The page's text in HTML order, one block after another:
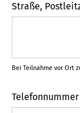
Straße,
Bei Teilnahme vor Ort
Telefonnummer